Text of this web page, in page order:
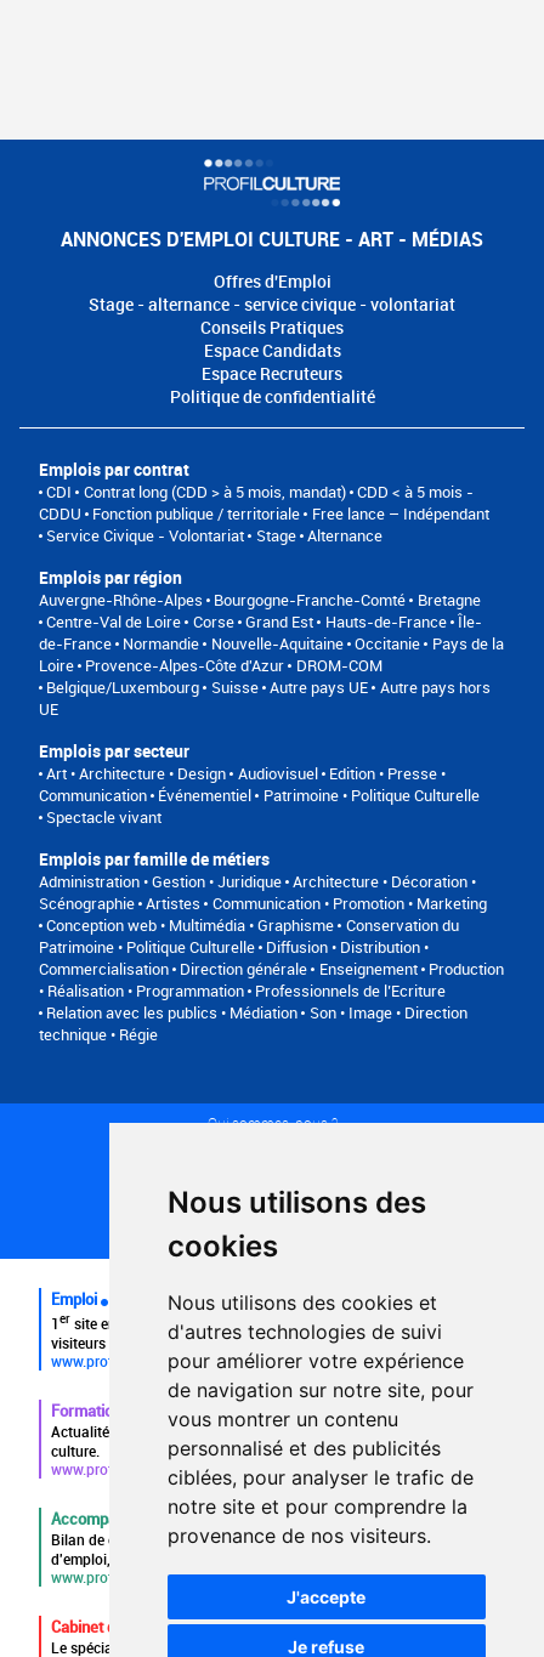
Nous utilisons des
cookies
Nous utilisons des cookies et
d'autres technologies de suivi
pour améliorer votre expérience
de navigation sur notre site, pour
vous montrer un contenu
personnalisé et des publicités
ciblées, pour analyser le trafic de
notre site et pour comprendre la
provenance de nos visiteurs.
J'accepte
Je refuse
ANNONCES D'EMPLOI CULTURE - ART - MÉDIAS
Offres d'Emploi
Stage - alternance - service civique - volontariat
Conseils Pratiques
Espace Candidats
Espace Recruteurs
Politique de confidentialité
Emplois par contrat
CDI Contrat long (CDD > à 5 mois, mandat) CDD < à 5 mois -
CDDU
Fonction publique / territoriale
Free lance – Indépendant
Service Civique - Volontariat
Stage Alternance
Emplois par région
Auvergne-Rhône-Alpes Bourgogne-Franche-Comté
Bretagne
Centre-Val de Loire Corse Grand Est Hauts-de-France Île-
de-France Normandie Nouvelle-Aquitaine Occitanie
Pays de la
Loire Provence-Alpes-Côte d'Azur
DROM-COM
Belgique/Luxembourg
Suisse Autre pays UE Autre pays hors
UE
Emplois par secteur
Art • Architecture • Design Audiovisuel Edition • Presse •
Communication Événementiel
Patrimoine • Politique Culturelle
Spectacle vivant
Emplois par famille de métiers
Administration • Gestion • Juridique Architecture • Décoration •
Scénographie Artistes
Communication • Promotion • Marketing
Conception web • Multimédia • Graphisme Conservation du
Patrimoine • Politique Culturelle Diffusion • Distribution •
Commercialisation Direction générale Enseignement Production
• Réalisation • Programmation Professionnels de l’Ecriture
Relation avec les publics • Médiation
Son • Image • Direction
technique • Régie
Qui sommes-nous ?
Plan du site
FAQ recruteurs
FAQ
Emploi
1er site emploi du secteur culturel 784.000 visites et 230.000
visiteurs uniques par mois.
www.profilculture.com
Formation
Actualités, guide et annuaire des formations aux métiers de la
culture.
www.profilculture-formation.com
Accompagnement professionnel
Bilan de compétences, coaching, techniques de recherche
d'emploi, entretien conseil.
www.profilculture-competences.com
Cabinet de recrutement
Le spécialiste du secteur culturel, une cvthèque de 86.000 CV